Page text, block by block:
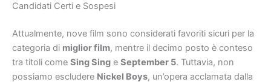
Candidati Certi e Sospesi
Attualmente, nove film sono considerati favoriti sicuri per la
categoria di miglior film, mentre il decimo posto è conteso
tra titoli come Sing Sing e September 5. Tuttavia, non
possiamo escludere Nickel Boys, un’opera acclamata dalla